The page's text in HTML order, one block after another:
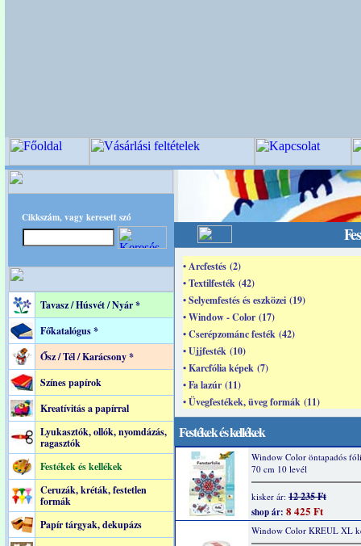
Cikkszám, vagy keresett szó
Tavasz / Húsvét / Nyár *
Főkatalógus *
Ősz / Tél / Karácsony *
Színes papírok
Kreatívitás a papírral
Lyukasztók, ollók, nyomdázás,
ragasztók
Festékek és kellékek
Ceruzák, kréták, festetlen
formák
Papír tárgyak, dekupázs
• Arcfestés (2)
• Textilfesték (42)
• Selyemfestés és eszközei (19)
• Window - Color (17)
• Cserépzománc festék (42)
• Ujjfesték (10)
• Karcfólia képek (7)
• Fa lazúr (11)
• Üvegfestékek, üveg formák (11)
Festékek és kellékek
Window Color öntapadós
70 cm 10 levél
kisker ár: 12 235 Ft
shop ár: 8 425 Ft
Window Color KREUL XL